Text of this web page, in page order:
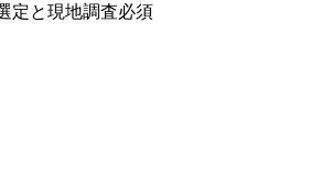
定と現地調査必須